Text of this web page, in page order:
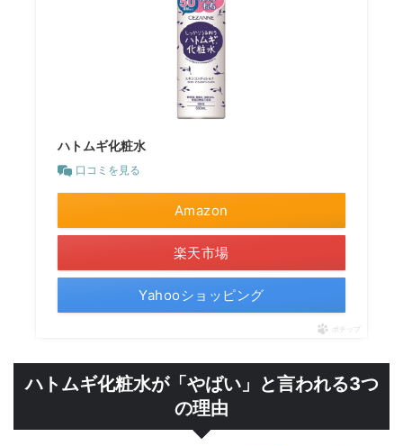
ハトムギ化粧水
口コミを見る
Amazon
楽天市場
Yahooショッピング
ポチップ
ハトムギ化粧水が「やばい」と言われる3つ
の理由